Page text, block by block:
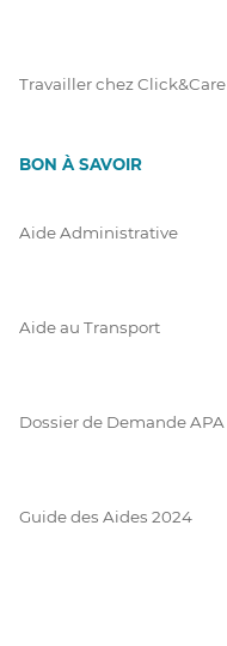
Travailler chez Click&Care
BON À SAVOIR
Aide Administrative
Aide au Transport
Dossier de Demande APA
Guide des Aides 2024